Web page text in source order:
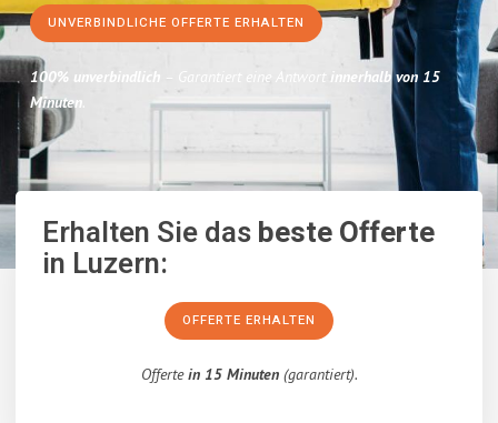
UNVERBINDLICHE OFFERTE ERHALTEN
100% unverbindlich – Garantiert eine Antwort innerhalb von 15
Minuten.
Erhalten Sie dasbeste Offerte
in Luzern:
OFFERTE ERHALTEN
Offertein 15 Minuten(garantiert).